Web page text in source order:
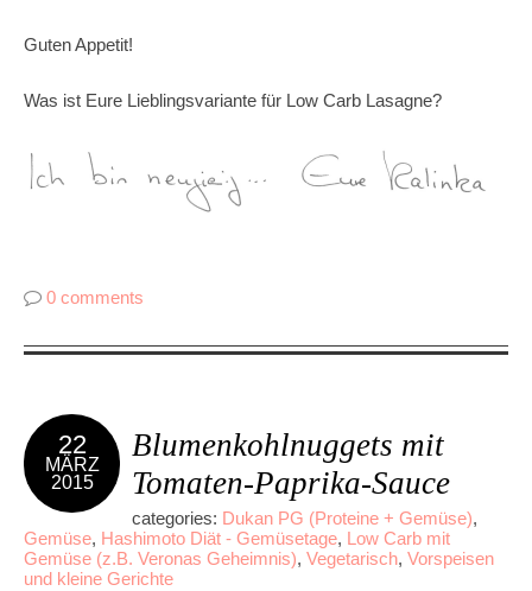
Guten Appetit!
Was ist Eure Lieblingsvariante für Low Carb Lasagne?
0 comments
22
MÄRZ
2015
Blumenkohlnuggets mit
Tomaten-Paprika-Sauce
categories: Dukan PG (Proteine + Gemüse),
Gemüse, Hashimoto Diät - Gemüsetage, Low Carb mit
Gemüse (z.B. Veronas Geheimnis), Vegetarisch, Vorspeisen
und kleine Gerichte